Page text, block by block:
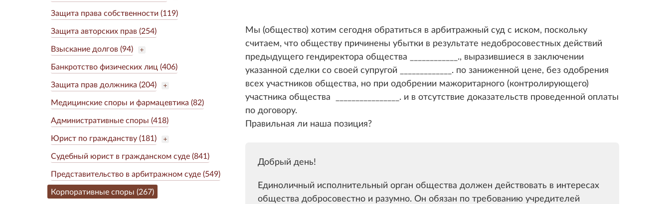
Защита права собственности (119)
Защита авторских прав (254)
Взыскание долгов (94)
Банкротство физических лиц (406)
Защита прав должника (204)
Медицинские споры и фармацевтика (82)
Административные споры (418)
Юрист по гражданству (181)
Судебный юрист в гражданском суде (841)
Представительство в арбитражном суде (549)
Корпоративные споры (267)
Мы (общество) хотим сегодня обратиться в арбитражный суд с иском, поскольку
считаем, что обществу причинены убытки в результате недобросовестных действий
предыдущего гендиректора общества ____________., выразившиеся в заключении
указанной сделки со своей супругой _____________. по заниженной цене, без одобрения
всех участников общества, но при одобрении мажоритарного (контролирующего)
участника общества ________________. и в отсутствие доказательств проведенной оплаты
по договору.
Правильная ли наша позиция?
Добрый день!
Единоличный исполнительный орган общества должен действовать в интересах
общества добросовестно и разумно. Он обязан по требованию учредителей